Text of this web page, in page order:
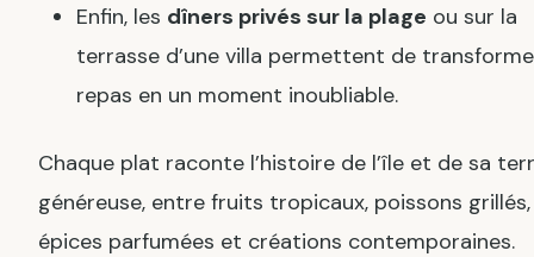
Enfin, les dîners privés sur la plage ou sur la
terrasse d’une villa permettent de
repas en un moment inoubliable.
Chaque plat raconte l’histoire de l’île et de sa
généreuse, entre fruits tropicaux, poissons grillés,
épices parfumées et créations contemporaines.